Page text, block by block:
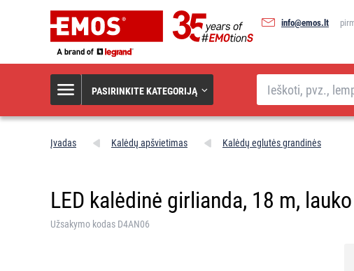
info@emos.lt
PASIRINKITE KATEGORIJĄ
Paieška
Įvadas Kalėdų apšvietimas Kalėdų eglutės grandinės
LED kalėdinė girlianda, 18 m,
Užsakymo kodas D4AN06